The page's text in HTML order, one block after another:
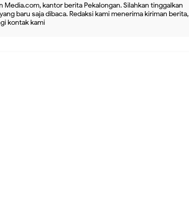
kantor berita Pekalongan. Silahkan tinggalkan
baru saja dibaca. Redaksi kami menerima kiriman berita,
kontak kami